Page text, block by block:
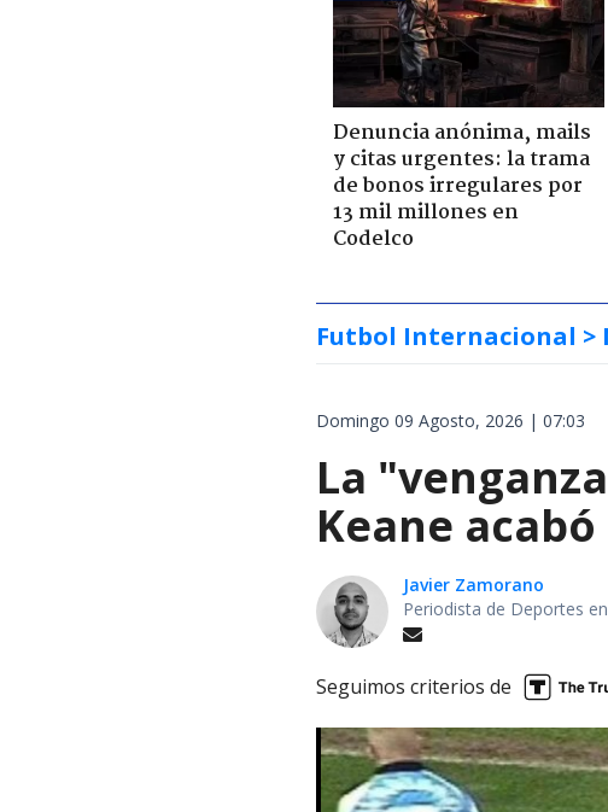
Denuncia anónima, mails
y citas urgentes: la trama
de bonos irregulares por
13 mil millones en
Codelco
Futbol Internacional >
Domingo 09 Agosto, 2026 | 07:03
La
Keane
Javier Zamorano
Periodista de Deportes
Seguimos criterios de